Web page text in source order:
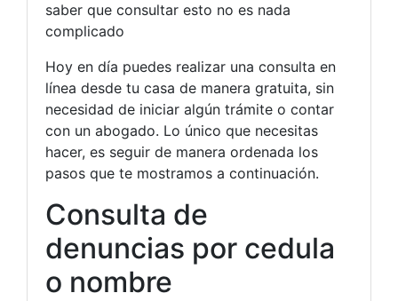
saber que consultar esto no es nada
complicado
Hoy en día puedes realizar una consulta en
línea desde tu casa de manera gratuita, sin
necesidad de iniciar algún trámite o contar
con un abogado. Lo único que necesitas
hacer, es seguir de manera ordenada los
pasos que te mostramos a continuación.
Consulta de
denuncias por cedula
o nombre